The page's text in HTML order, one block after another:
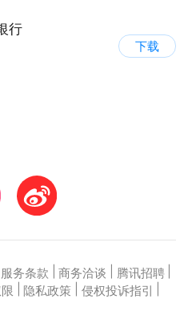
行
下载
服务条款 商务洽谈 腾讯招聘
隐私政策 侵权投诉指引